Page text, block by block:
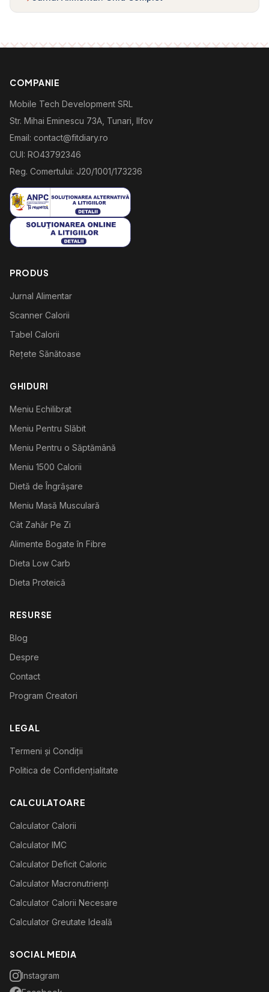
COMPANIE
Mobile Tech Development SRL
Str. Mihai Eminescu 73A, Tunari, Ilfov
Email: contact@fitdiary.ro
CUI: RO43792346
Reg. Comertului: J20/1001/173236
PRODUS
Jurnal Alimentar
Scanner Calorii
Tabel Calorii
Rețete Sănătoase
GHIDURI
Meniu Echilibrat
Meniu Pentru Slăbit
Meniu Pentru o Săptămână
Meniu 1500 Calorii
Dietă de Îngrășare
Meniu Masă Musculară
Cât Zahăr Pe Zi
Alimente Bogate în Fibre
Dieta Low Carb
Dieta Proteică
RESURSE
Blog
Despre
Contact
Program Creatori
LEGAL
Termeni și Condiții
Politica de Confidențialitate
CALCULATOARE
Calculator Calorii
Calculator IMC
Calculator Deficit Caloric
Calculator Macronutrienți
Calculator Calorii Necesare
Calculator Greutate Ideală
SOCIAL MEDIA
Instagram